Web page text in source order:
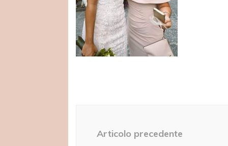
articolo
Articolo precedente